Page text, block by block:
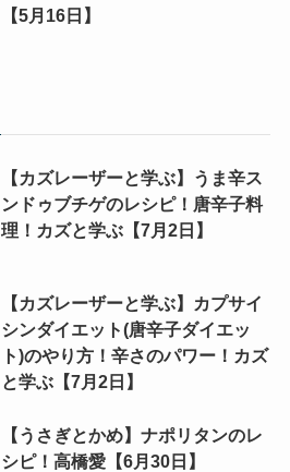
【5月16日】
【カズレーザーと学ぶ】うま辛ス
ンドゥブチゲのレシピ！唐辛子料
理！カズと学ぶ【7月2日】
【カズレーザーと学ぶ】カプサイ
シンダイエット(唐辛子ダイエッ
ト)のやり方！辛さのパワー！カズ
と学ぶ【7月2日】
【うさぎとかめ】ナポリタンのレ
シピ！高橋愛【6月30日】